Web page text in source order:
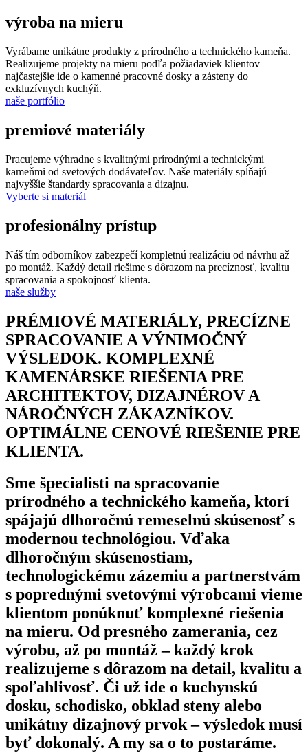
výroba na mieru
Vyrábame unikátne produkty z prírodného a technického kameňa.
Realizujeme projekty na mieru podľa požiadaviek klientov –
najčastejšie ide o kamenné pracovné dosky a zásteny do
exkluzívnych kuchýň.
naše portfólio
premiové materiály
Pracujeme výhradne s kvalitnými prírodnými a technickými
kameňmi od svetových dodávateľov. Naše materiály spĺňajú
najvyššie štandardy spracovania a dizajnu.
Vyberte si materiál
profesionálny prístup
Náš tím odborníkov zabezpečí kompletnú realizáciu od návrhu až
po montáž. Každý detail riešime s dôrazom na precíznosť, kvalitu
spracovania a spokojnosť klienta.
naše služby
PRÉMIOVÉ MATERIÁLY, PRECÍZNE
SPRACOVANIE A VÝNIMOČNÝ
VÝSLEDOK. KOMPLEXNÉ
KAMENÁRSKE RIEŠENIA PRE
ARCHITEKTOV, DIZAJNÉROV A
NÁROČNÝCH ZÁKAZNÍKOV.
OPTIMÁLNE CENOVÉ RIEŠENIE PRE
KLIENTA.
Sme špecialisti na spracovanie
prírodného a technického kameňa, ktorí
spájajú dlhoročnú remeselnú skúsenosť s
modernou technológiou. Vďaka
dlhoročným skúsenostiam,
technologickému zázemiu a partnerstvám
s poprednými svetovými výrobcami vieme
klientom ponúknuť komplexné riešenia
na mieru. Od presného zamerania, cez
výrobu, až po montáž – každý krok
realizujeme s dôrazom na detail, kvalitu a
spoľahlivosť. Či už ide o kuchynskú
dosku, schodisko, obklad steny alebo
unikátny dizajnový prvok – výsledok musí
byť dokonalý. A my sa o to postaráme.